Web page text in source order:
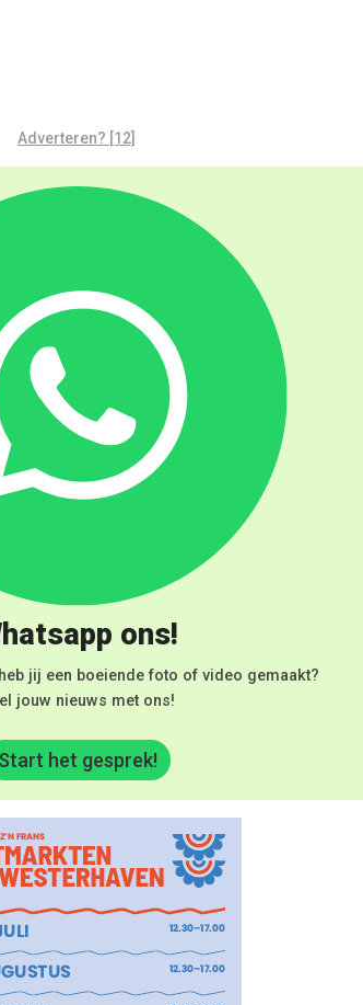
Adverteren? [12]
ons!
jij een boeiende foto of video gemaakt?
jouw nieuws met ons!
Start het gesprek!